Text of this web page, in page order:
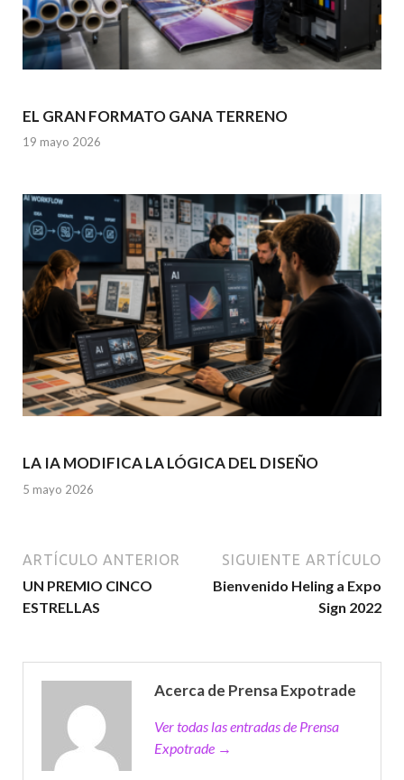
EL GRAN FORMATO GANA TERRENO
19 mayo 2026
LA IA MODIFICA LA LÓGICA DEL DISEÑO
5 mayo 2026
ARTÍCULO ANTERIOR
UN PREMIO CINCO
ESTRELLAS
SIGUIENTE ARTÍCULO
Bienvenido Heling a Expo
Sign 2022
Acerca de Prensa Expotrade
Ver todas las entradas de Prensa
Expotrade →